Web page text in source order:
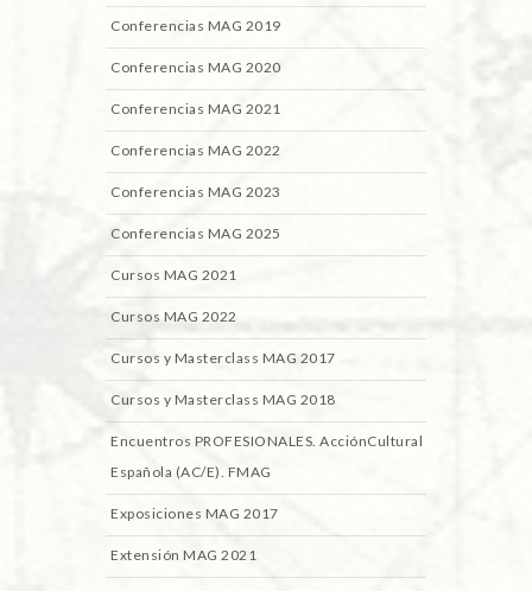
Conferencias MAG 2019
Conferencias MAG 2020
Conferencias MAG 2021
Conferencias MAG 2022
Conferencias MAG 2023
Conferencias MAG 2025
Cursos MAG 2021
Cursos MAG 2022
Cursos y Masterclass MAG 2017
Cursos y Masterclass MAG 2018
Encuentros PROFESIONALES. AcciónCultural
Española (AC/E). FMAG
Exposiciones MAG 2017
Extensión MAG 2021